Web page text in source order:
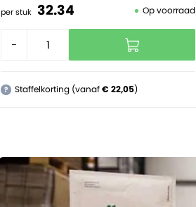
per stuk 32.34 Op voorraad
-
? Staffelkorting (vanaf€ 22,05)